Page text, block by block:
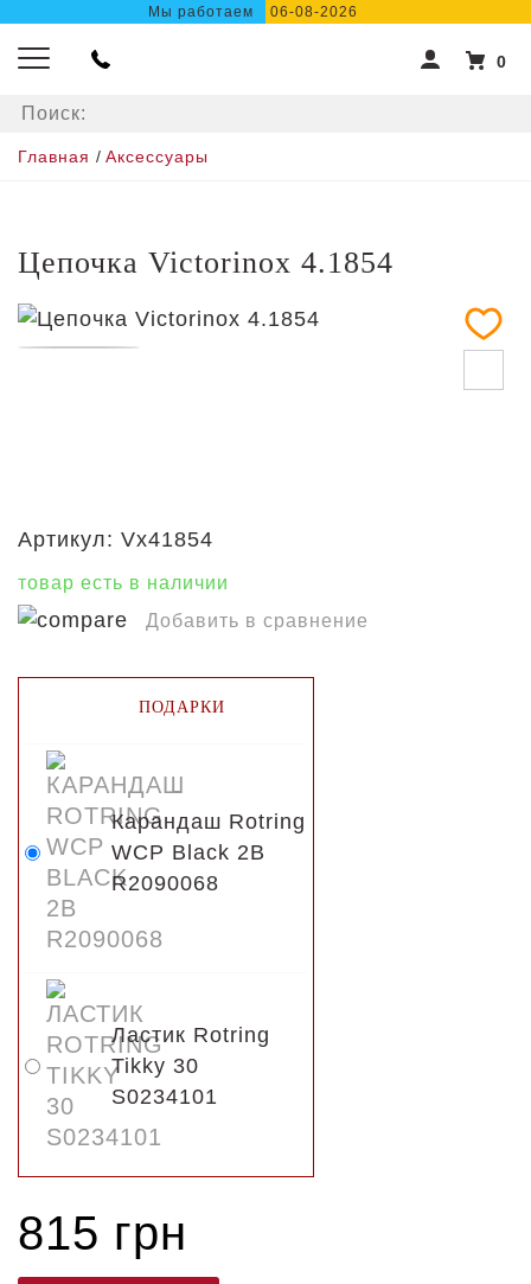
Мы работаем 06-08-2026
0
Главная / Аксессуары
Цепочка Victorinox 4.1854
Артикул: Vx41854
товар есть в наличии
Добавить в сравнение
ПОДАРКИ
Карандаш Rotring
WCP Black 2B
R2090068
Ластик Rotring
Tikky 30
S0234101
815 грн